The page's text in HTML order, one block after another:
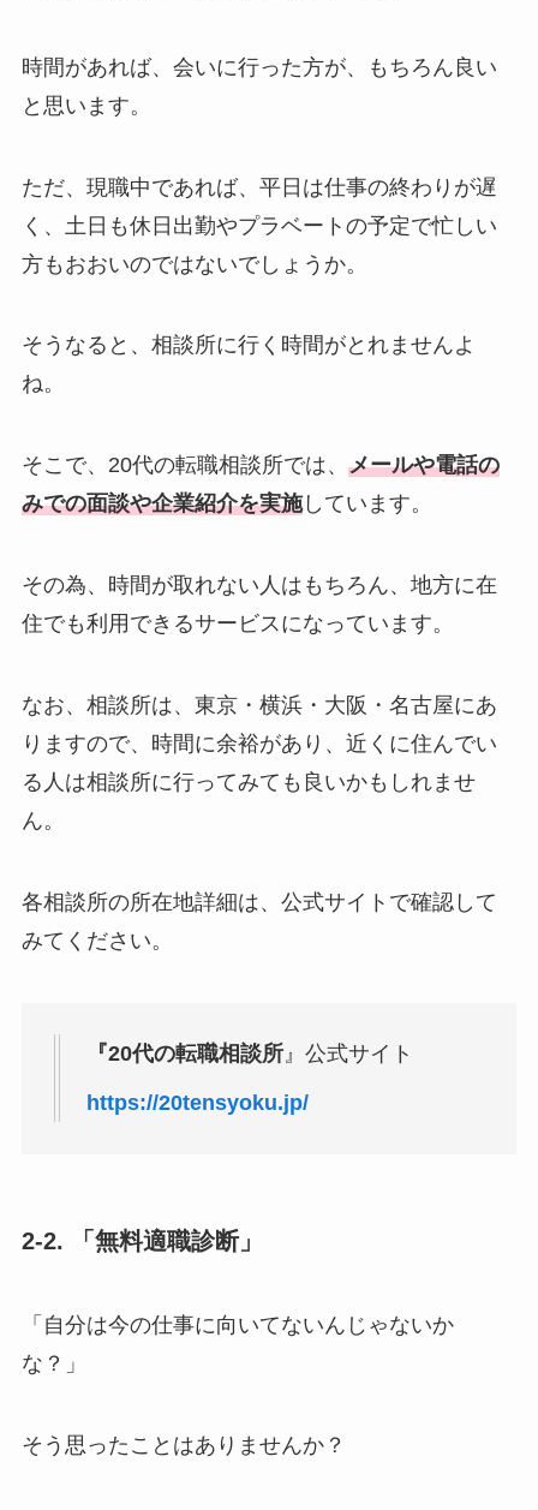
時間があれば、会いに行った方が、もちろん良い
と思います。
ただ、現職中であれば、平日は仕事の終わりが遅
く、土日も休日出勤やプラベートの予定で忙しい
方もおおいのではないでしょうか。
そうなると、相談所に行く時間がとれませんよ
ね。
そこで、20代の転職相談所では、 メールや電話の
みでの面談や企業紹介を実施しています。
その為、時間が取れない人はもちろん、地方に在
住でも利用できるサービスになっています。
なお、相談所は、東京・横浜・大阪・名古屋にあ
りますので、時間に余裕があり、近くに住んでい
る人は相談所に行ってみても良いかもしれませ
ん。
各相談所の所在地詳細は、公式サイトで確認して
みてください。
『20代の転職相談所』公式サイト
https://20tensyoku.jp/
2-2. 「無料適職診断」
「自分は今の仕事に向いてないんじゃないか
な？」
そう思ったことはありませんか？